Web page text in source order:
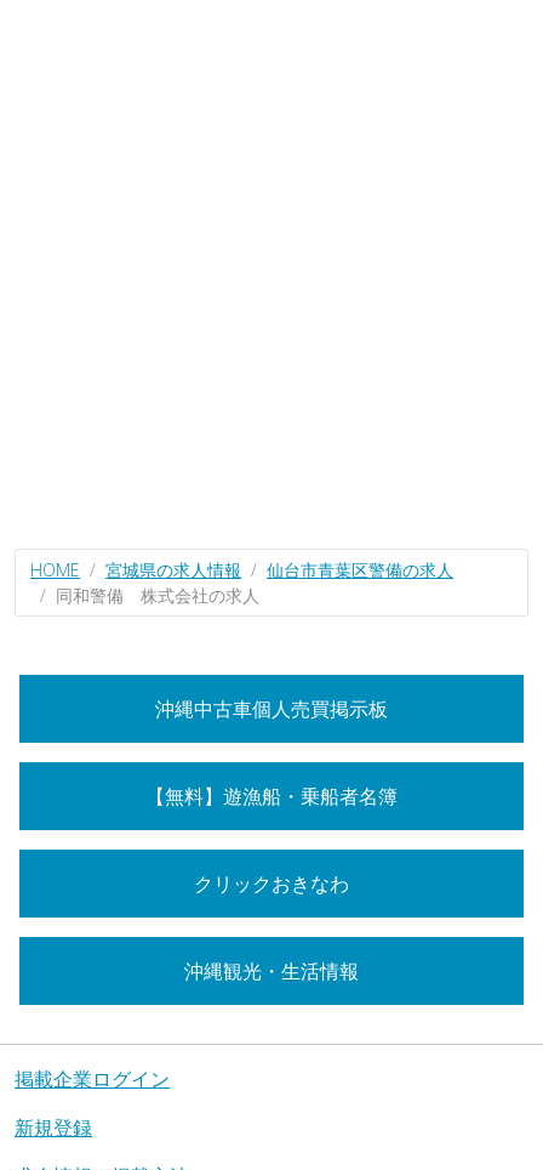
HOME 宮城県の求人情報
仙台市青葉区警備の求人
同和警備 株式会社の求人
沖縄中古車個人売買掲示板
【無料】遊漁船・乗船者名簿
クリックおきなわ
沖縄観光・生活情報
掲載企業ログイン
新規登録